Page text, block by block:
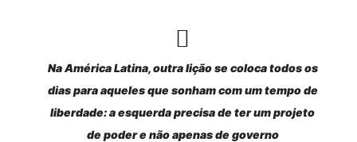
Na América Latina, outra lição se coloca todos os
dias para aqueles que sonham com um tempo de
liberdade: a esquerda precisa de ter um projeto
de poder e não apenas de governo